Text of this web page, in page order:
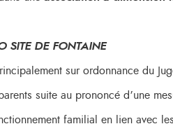
SITE DE FONTAINE
sur ordonnance du
suite au prononcé d’une
familial en lien avec